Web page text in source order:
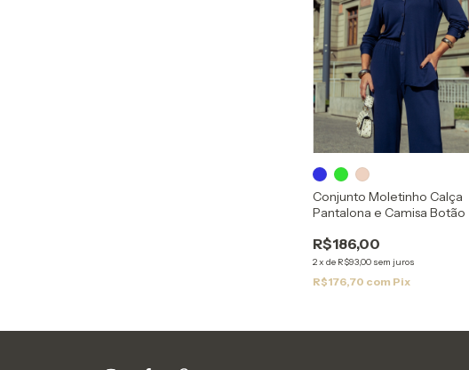
Conjunto Moletinho Calça
Pantalona e Camisa Botão
R$186,00
2xde R$93,00 sem juros
R$176,70 com Pix